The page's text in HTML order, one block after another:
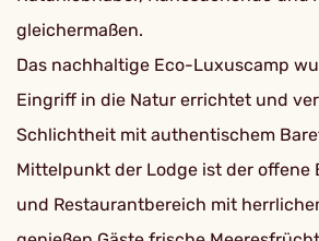
gleichermaßen.
Das nachhaltige Eco-Luxuscamp
Eingriff in die Natur errichtet und
Schlichtheit mit authentischem
Mittelpunkt der Lodge ist der offene
und Restaurantbereich mit